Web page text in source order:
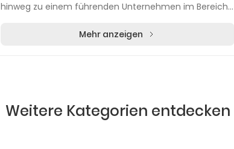
hinweg zu einem führenden Unternehmen im Bereich
Mehr anzeigen
Weitere Kategorien entdecken